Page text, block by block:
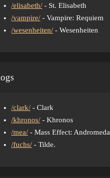
/elisabeth/ - St. Elisabeth
/vampire/ - Vampire: Requiem
/wesenheiten/ - Wesenheiten
/clark/ - Clark
/khronos/ - Khronos
/mea/ - Mass Effect: Andromeda
/fuchs/ - Tilde.